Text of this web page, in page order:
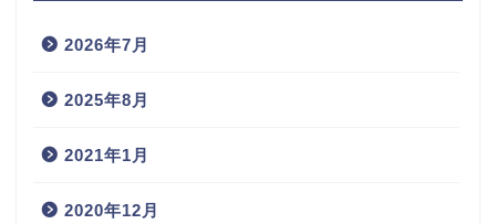
2026年7月
2025年8月
2021年1月
2020年12月